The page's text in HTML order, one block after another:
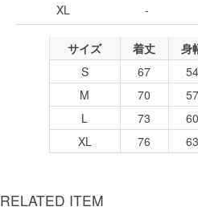
XL
-
サイズ 着丈 身
S
67 54
M
70 57
L
73 60
XL
76 63
RELATED ITEM